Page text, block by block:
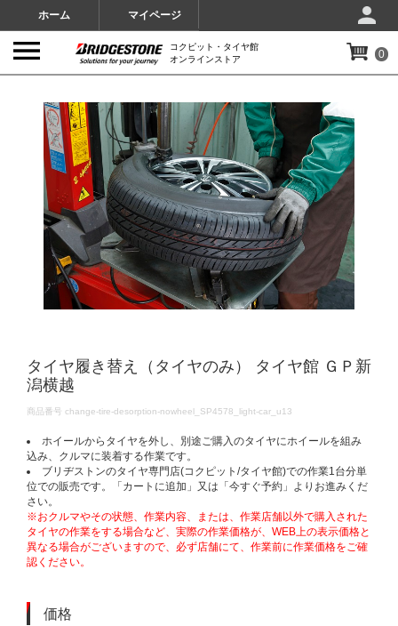
ホーム マイページ
コクピット・タイヤ館
オンラインストア
0
タイヤ履き替え（タイヤのみ） タイヤ館 ＧＰ新
潟横越
DETAILS
商品番号 change-tire-desorption-nowheel_SP4578_light-car_u13
ホイールからタイヤを外し、別途ご購入のタイヤにホイールを組み
込み、クルマに装着する作業です。
ブリヂストンのタイヤ専門店(コクピット/タイヤ館)での作業1台分単
位での販売です。「カートに追加」又は「今すぐ予約」よりお進みくだ
さい。
※おクルマやその状態、作業内容、または、作業店舗以外で購入された
タイヤの作業をする場合など、実際の作業価格が、WEB上の表示価格と
異なる場合がございますので、必ず店舗にて、作業前に作業価格をご確
認ください。
価格